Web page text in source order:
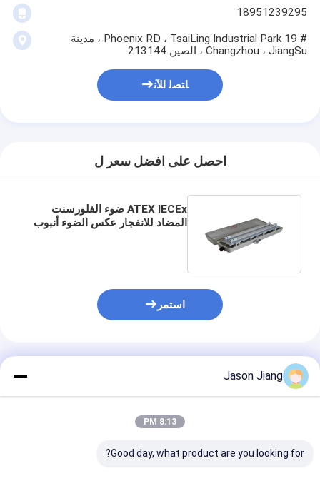
18951239295
# 19 Phoenix RD ، TsaiLing Industrial Park ، مدينة
Changzhou ، JiangSu ، الصين 213144
ﺎﺘﺼﻟ ﺍﻶﻧ
احصل على افضل سعر ل
ATEX IECEx ضوء الفلورسنت
المضاد للانفجار عكس الضوء أنبوب
استمر
المنتجات الموصى بها
Jason Jiang
8:13 PM
Good day, what product are you looking for?